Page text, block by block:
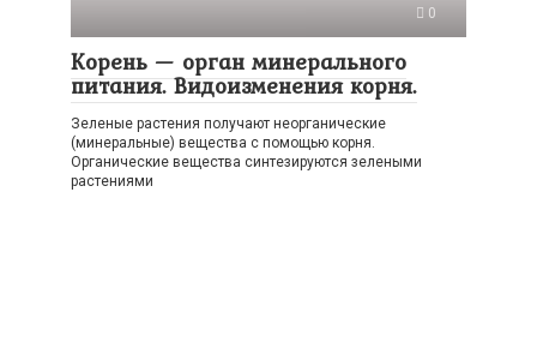
0
Корень — орган минерального
питания. Видоизменения корня.
Зеленые растения получают неорганические
(минеральные) вещества с помощью корня.
Органические вещества синтезируются зелеными
растениями